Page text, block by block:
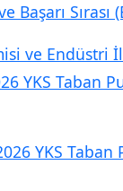
Başarı Sırası
ve Endüstri
YKS Taban
YKS Taban